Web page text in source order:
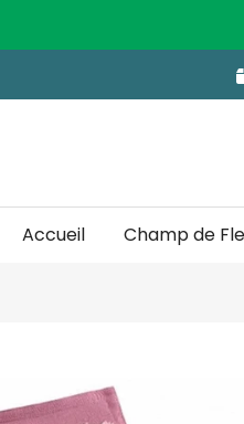
Accueil Champ de